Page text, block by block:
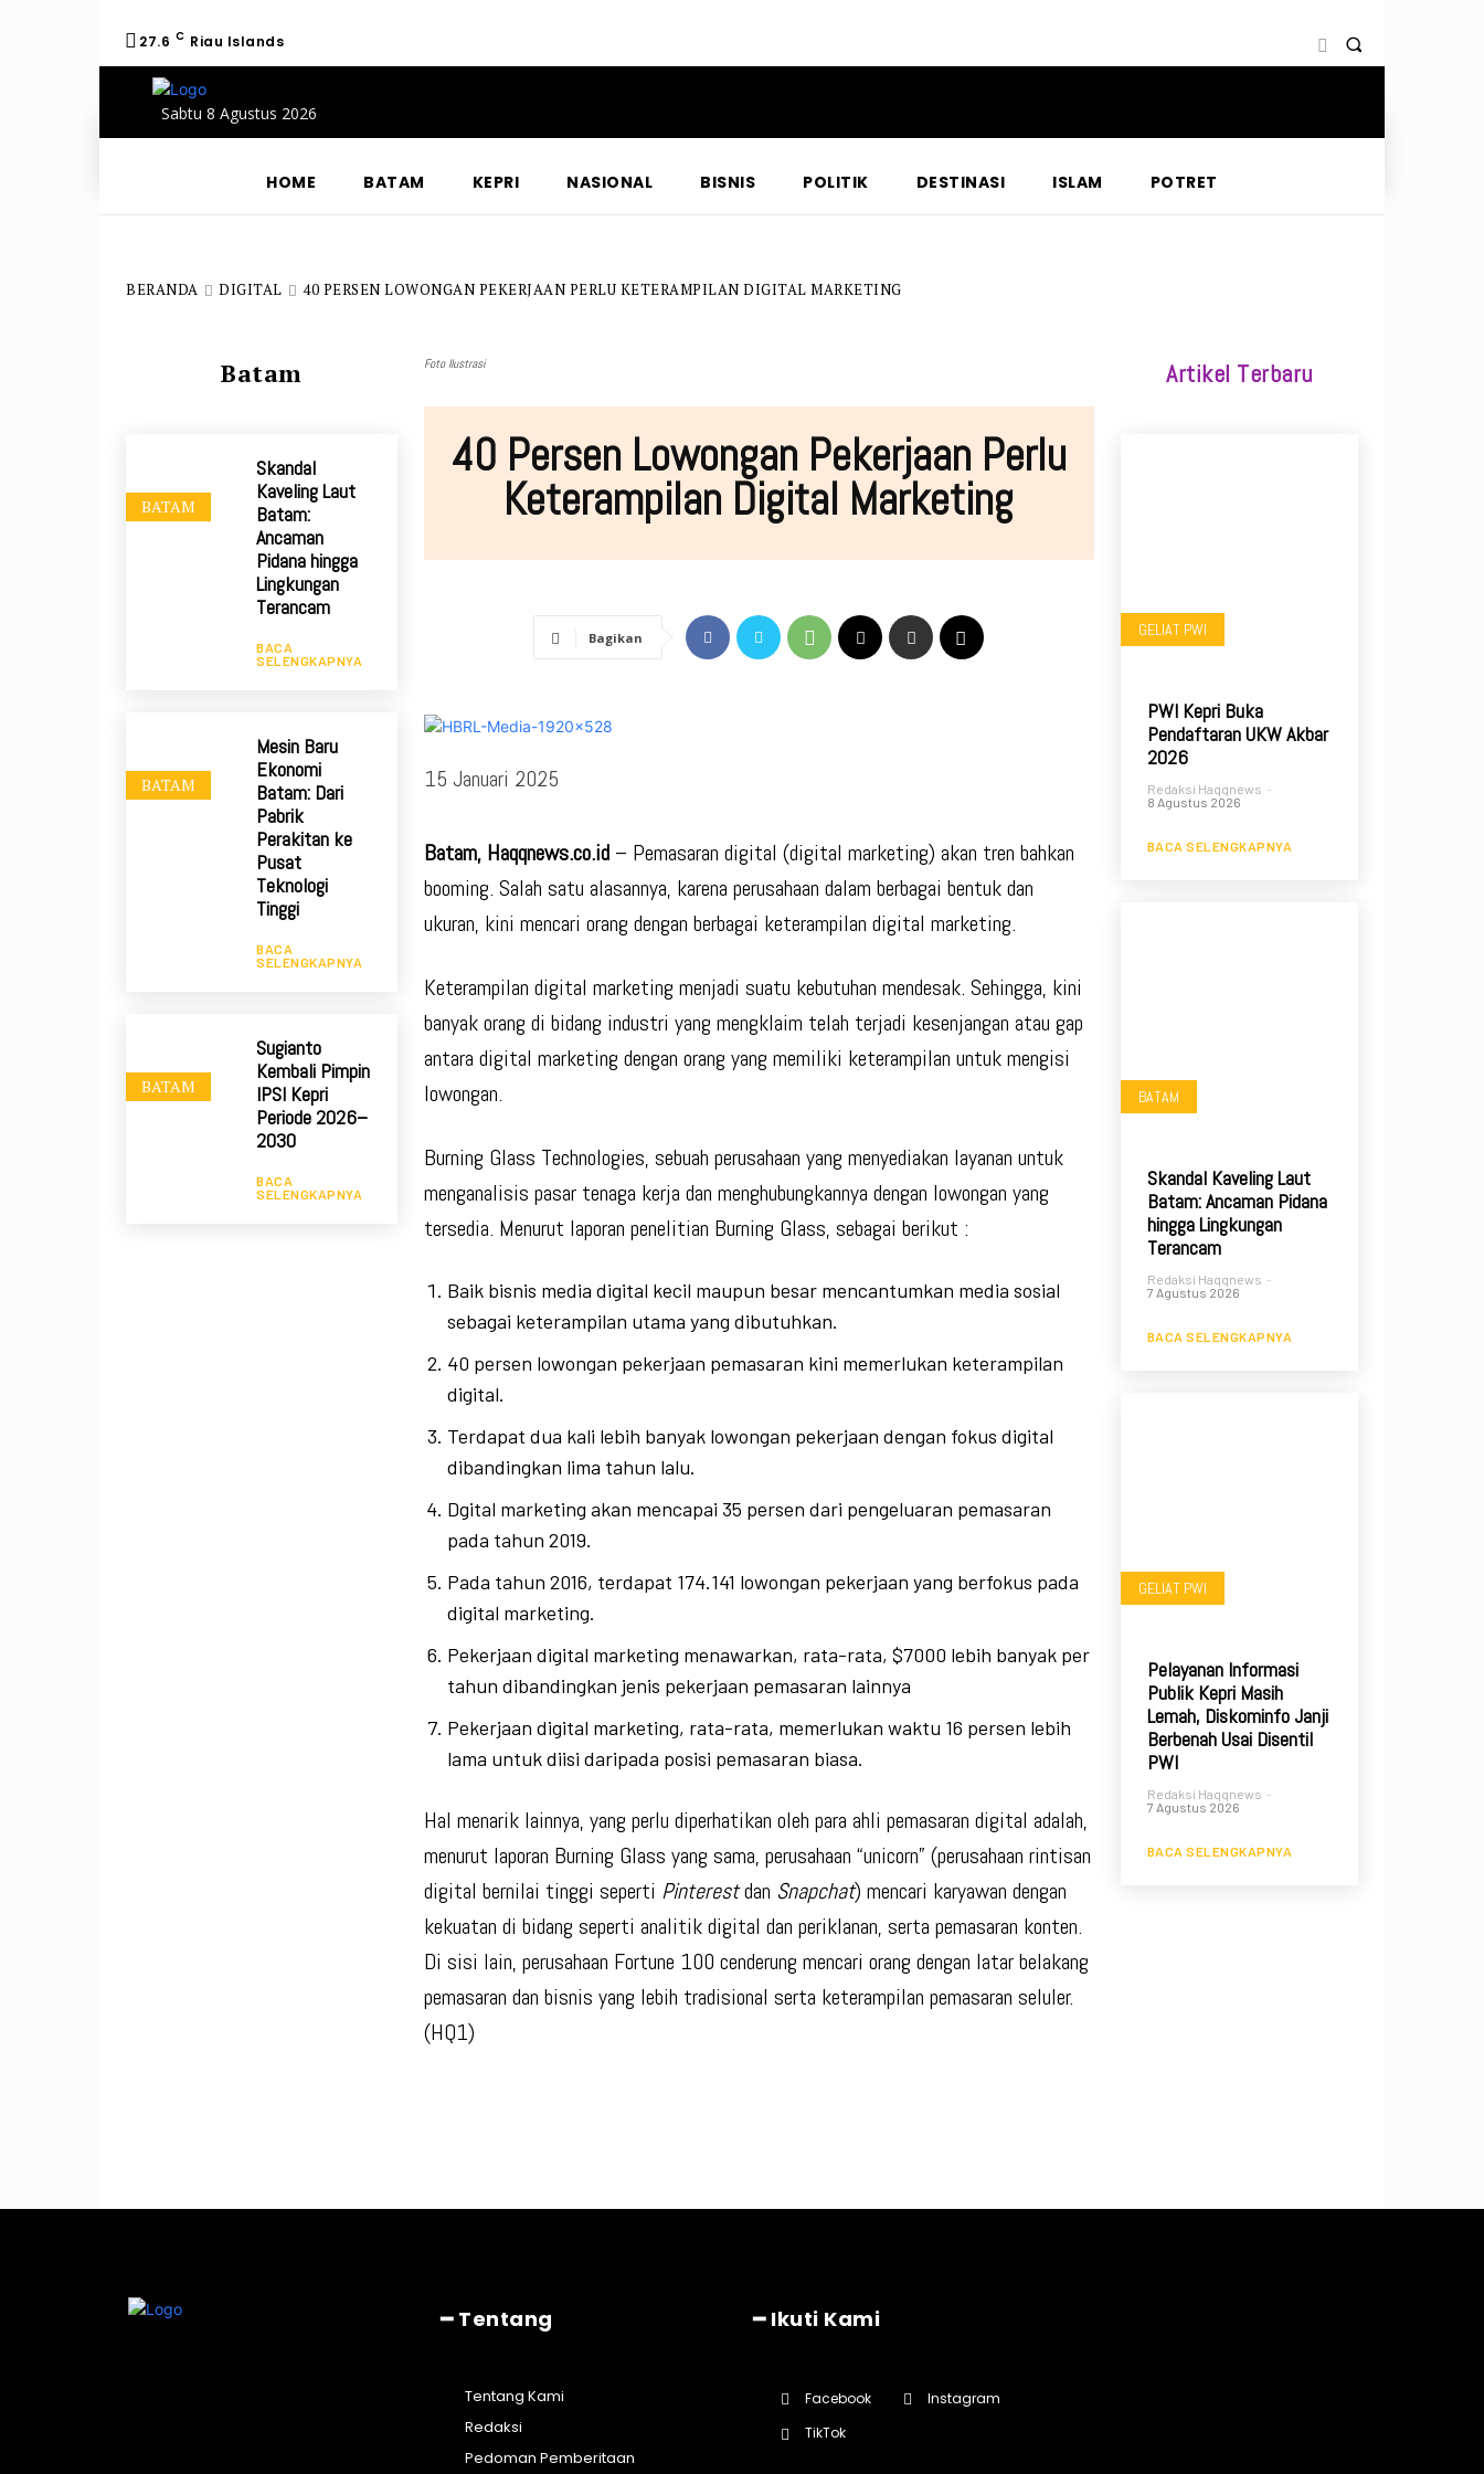
27.6 C Riau Islands
Sabtu 8 Agustus 2026
HOME BATAM KEPRI NASIONAL BISNIS POLITIK DESTINASI ISLAM POTRET
BERANDA DIGITAL 40 PERSEN LOWONGAN PEKERJAAN PERLU KETERAMPILAN DIGITAL MARKETING
Batam
BATAM
Skandal
Kaveling Laut
Batam:
Ancaman
Pidana hingga
Lingkungan
Terancam
BACA
SELENGKAPNYA
BATAM
Mesin Baru
Ekonomi
Batam: Dari
Pabrik
Perakitan ke
Pusat
Teknologi
Tinggi
BACA
SELENGKAPNYA
BATAM
Sugianto
Kembali Pimpin
IPSI Kepri
Periode 2026–
2030
BACA
SELENGKAPNYA
Foto Ilustrasi
40 Persen Lowongan Pekerjaan Perlu
Keterampilan Digital Marketing
Bagikan
15 Januari 2025
Batam, Haqqnews.co.id – Pemasaran digital (digital marketing) akan tren bahkan
booming. Salah satu alasannya, karena perusahaandalam berbagai bentuk dan
ukuran, kini mencari orang dengan berbagai keterampilan digital marketing.
Keterampilan digital marketing menjadi suatu kebutuhan mendesak. Sehingga, kini
banyak orang di bidang industri yang mengklaim telah terjadi kesenjangan atau gap
antara digital marketing dengan orangyang memiliki keterampilan untuk mengisi
lowongan.
Burning Glass Technologies, sebuah perusahaan yang menyediakan layanan untuk
menganalisis pasar tenaga kerja dan menghubungkannya dengan lowongan yang
tersedia. Menurut laporan penelitian Burning Glass, sebagai berikut :
Baik bisnis media digital kecil maupun besar mencantumkan media sosial
sebagai keterampilan utama yang dibutuhkan.
40 persen lowongan pekerjaan pemasaran kini memerlukan keterampilan
digital.
Terdapat dua kali lebih banyak lowongan pekerjaan dengan fokus digital
dibandingkan lima tahun lalu.
Dgital marketing akan mencapai 35 persen dari pengeluaran pemasaran
pada tahun 2019.
Pada tahun 2016, terdapat 174.141 lowongan pekerjaan yang berfokus pada
digital marketing.
Pekerjaan digital marketing menawarkan, rata-rata, $7000 lebih banyak per
tahun dibandingkan jenis pekerjaan pemasaran lainnya
Pekerjaan digital marketing, rata-rata, memerlukan waktu 16 persen lebih
lama untuk diisi daripada posisi pemasaran biasa.
Hal menarik lainnya, yang perlu diperhatikan oleh para ahli pemasaran digital adalah,
menurut laporan Burning Glass yang sama, perusahaan “unicorn” (perusahaan rintisan
digital bernilai tinggi seperti Pinterestdan Snapchat) mencari karyawan dengan
kekuatan di bidang seperti analitik digital dan periklanan, serta pemasaran konten.
Di sisi lain, perusahaan Fortune 100 cenderung mencari orang dengan latar belakang
pemasaran dan bisnis yang lebih tradisional serta keterampilan pemasaran seluler.
(HQ1)
Artikel Terbaru
GELIAT PWI
PWI Kepri Buka
Pendaftaran UKW Akbar
2026
Redaksi Haqqnews -
8 Agustus 2026
BACA SELENGKAPNYA
BATAM
Skandal Kaveling Laut
Batam: Ancaman Pidana
hingga Lingkungan
Terancam
Redaksi Haqqnews -
7 Agustus 2026
BACA SELENGKAPNYA
GELIAT PWI
Pelayanan Informasi
Publik Kepri Masih
Lemah, Diskominfo Janji
Berbenah Usai Disentil
PWI
Redaksi Haqqnews -
7 Agustus 2026
BACA SELENGKAPNYA
━ Tentang
Tentang Kami
Redaksi
Pedoman Pemberitaan
━ Ikuti Kami
Facebook
Instagram
TikTok